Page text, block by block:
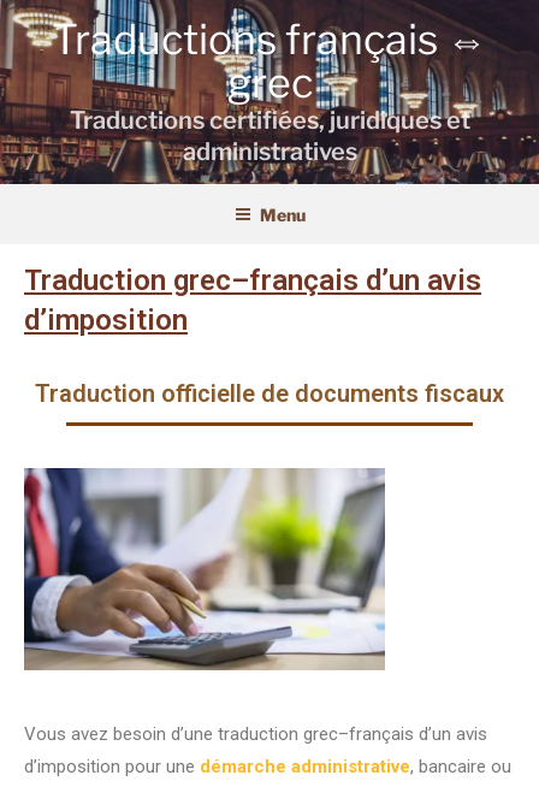
Traductions français ⇔
grec
Traductions certifiées, juridiques et
administratives
Menu
Traduction grec–français d’un avis
d’imposition
Traduction officielle de documents fiscaux
Vous avez besoin d’une traduction grec–français d’un avis
d’imposition pour une démarche administrative, bancaire ou